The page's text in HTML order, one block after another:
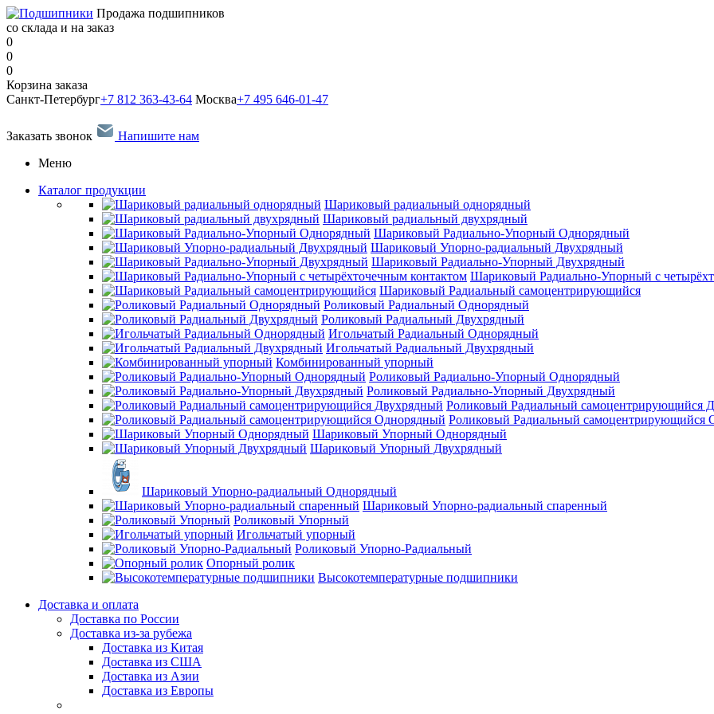
Продажа подшипников
со склада и на заказ
0
0
0
Корзина заказа
Санкт-Петербург+7 812 363-43-64 Москва+7 495 646-01-47
Заказать звонок
Напишите нам
Меню
Каталог продукции
Шариковый радиальный однорядный
Шариковый радиальный двухрядный
Шариковый Радиально-Упорный Однорядный
Шариковый Упорно-радиальный Двухрядный
Шариковый Радиально-Упорный Двухрядный
Шариковый Радиально-Упорный с
Шариковый Радиальный самоцентрирующийся
Роликовый Радиальный Однорядный
Роликовый Радиальный Двухрядный
Игольчатый Радиальный Однорядный
Игольчатый Радиальный Двухрядный
Комбинированный упорный
Роликовый Радиально-Упорный Однорядный
Роликовый Радиально-Упорный Двухрядный
Роликовый Радиальный самоцентрирующийся
Роликовый Радиальный самоцентрирующийся
Шариковый Упорный Однорядный
Шариковый Упорный Двухрядный
Шариковый Упорно-радиальный Однорядный
Шариковый Упорно-радиальный спаренный
Роликовый Упорный
Игольчатый упорный
Роликовый Упорно-Радиальный
Опорный ролик
Высокотемпературные подшипники
Доставка и оплата
Доставка по России
Доставка из-за рубежа
Доставка из Китая
Доставка из США
Доставка из Азии
Доставка из Европы